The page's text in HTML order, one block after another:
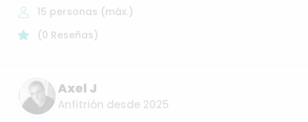
15 personas (máx.)
(0 Reseñas)
Axel J
Anfitrión desde 2025